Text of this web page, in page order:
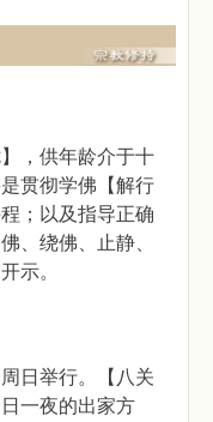
，供年龄介于十
贯彻学佛【解行
；以及指导正确
、绕佛、止静、
示。
日举行。【八关
一夜的出家方